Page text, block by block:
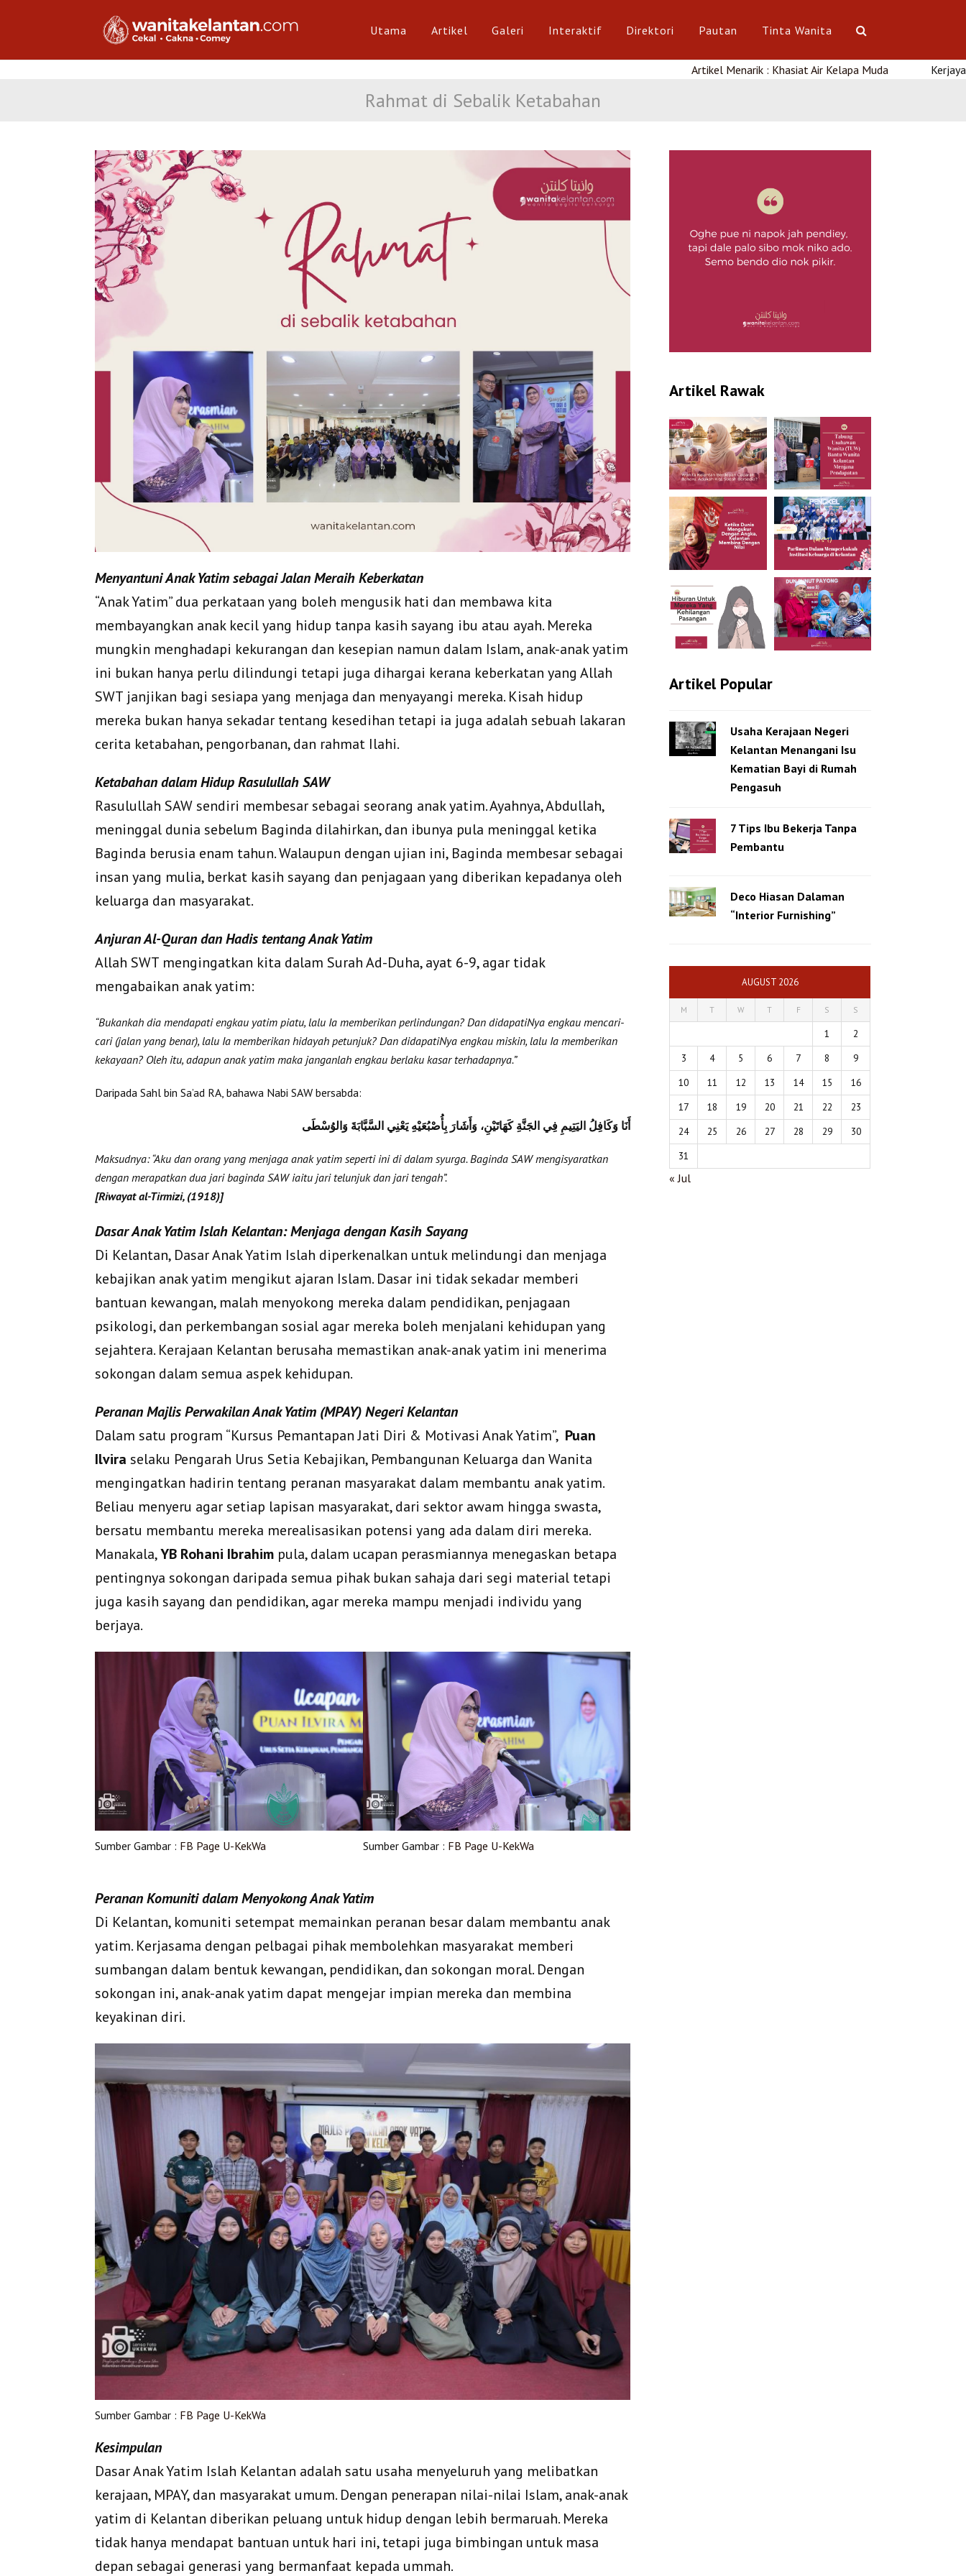
Utama Artikel Galeri Interaktif Direktori Pautan Tinta Wanita
Artikel Menarik : Khasiat Air Kelapa Muda Kerjaya : Kursus
Rahmat di Sebalik Ketabahan
Menyantuni Anak Yatim sebagai Jalan Meraih Keberkatan
“Anak Yatim” dua perkataan yang boleh mengusik hati dan membawa kita
membayangkan anak kecil yang hidup tanpa kasih sayang ibu atau ayah. Mereka
mungkin menghadapi kekurangan dan kesepian namun dalam Islam, anak-anak yatim
ini bukan hanya perlu dilindungi tetapi juga dihargai kerana keberkatan yang Allah
SWT janjikan bagi sesiapa yang menjaga dan menyayangi mereka. Kisah hidup
mereka bukan hanya sekadar tentang kesedihan tetapi ia juga adalah sebuah lakaran
cerita ketabahan, pengorbanan, dan rahmat Ilahi.
Ketabahan dalam Hidup Rasulullah SAW
Rasulullah SAW sendiri membesar sebagai seorang anak yatim. Ayahnya, Abdullah,
meninggal dunia sebelum Baginda dilahirkan, dan ibunya pula meninggal ketika
Baginda berusia enam tahun. Walaupun dengan ujian ini, Baginda membesar sebagai
insan yang mulia, berkat kasih sayang dan penjagaan yang diberikan kepadanya oleh
keluarga dan masyarakat.
Anjuran Al-Quran dan Hadis tentang Anak Yatim
Allah SWT mengingatkan kita dalam Surah Ad-Duha, ayat 6-9, agar tidak
mengabaikan anak yatim:
“Bukankah dia mendapati engkau yatim piatu, lalu Ia memberikan perlindungan? Dan didapatiNya engkau mencari-
cari (jalan yang benar), lalu Ia memberikan hidayah petunjuk? Dan didapatiNya engkau miskin, lalu Ia memberikan
kekayaan? Oleh itu, adapun anak yatim maka janganlah engkau berlaku kasar terhadapnya.”
Daripada Sahl bin Sa’ad RA, bahawa Nabi SAW bersabda:
أَنَا وَكَافِلُ اليَتِيمِ فِي الجَنَّةِ كَهَاتَيْنِ، وَأَشَارَ بِأُصْبُعَيْهِ يَعْنِي السَّبَّابَةَ وَالوُسْطَى
Maksudnya: “Aku dan orang yang menjaga anak yatim seperti ini di dalam syurga. Baginda SAW mengisyaratkan
dengan merapatkan dua jari baginda SAW iaitu jari telunjuk dan jari tengah”.
[Riwayat al-Tirmizi, (1918)]
Dasar Anak Yatim Islah Kelantan: Menjaga dengan Kasih Sayang
Di Kelantan, Dasar Anak Yatim Islah diperkenalkan untuk melindungi dan menjaga
kebajikan anak yatim mengikut ajaran Islam. Dasar ini tidak sekadar memberi
bantuan kewangan, malah menyokong mereka dalam pendidikan, penjagaan
psikologi, dan perkembangan sosial agar mereka boleh menjalani kehidupan yang
sejahtera. Kerajaan Kelantan berusaha memastikan anak-anak yatim ini menerima
sokongan dalam semua aspek kehidupan.
Peranan Majlis Perwakilan Anak Yatim (MPAY) Negeri Kelantan
Dalam satu program “Kursus Pemantapan Jati Diri & Motivasi Anak Yatim”, Puan
Ilvira selaku Pengarah Urus Setia Kebajikan, Pembangunan Keluarga dan Wanita
mengingatkan hadirin tentang peranan masyarakat dalam membantu anak yatim.
Beliau menyeru agar setiap lapisan masyarakat, dari sektor awam hingga swasta,
bersatu membantu mereka merealisasikan potensi yang ada dalam diri mereka.
Manakala,YB Rohani Ibrahim pula, dalam ucapan perasmiannya menegaskan betapa
pentingnya sokongan daripada semua pihak bukan sahaja dari segi material tetapi
juga kasih sayang dan pendidikan, agar mereka mampu menjadi individu yang
berjaya.
Sumber Gambar : FB Page U-KekWa Sumber Gambar : FB Page U-KekWa
Peranan Komuniti dalam Menyokong Anak Yatim
Di Kelantan, komuniti setempat memainkan peranan besar dalam membantu anak
yatim. Kerjasama dengan pelbagai pihak membolehkan masyarakat memberi
sumbangan dalam bentuk kewangan, pendidikan, dan sokongan moral. Dengan
sokongan ini, anak-anak yatim dapat mengejar impian mereka dan membina
keyakinan diri.
Sumber Gambar : FB Page U-KekWa
Kesimpulan
Dasar Anak Yatim Islah Kelantan adalah satu usaha menyeluruh yang melibatkan
kerajaan, MPAY, dan masyarakat umum. Dengan penerapan nilai-nilai Islam, anak-anak
yatim di Kelantan diberikan peluang untuk hidup dengan lebih bermaruah. Mereka
tidak hanya mendapat bantuan untuk hari ini, tetapi juga bimbingan untuk masa
depan sebagai generasi yang bermanfaat kepada ummah.
Artikel Rawak
Artikel Popular
Usaha Kerajaan Negeri
Kelantan Menangani Isu
Kematian Bayi di Rumah
Pengasuh
7 Tips Ibu Bekerja Tanpa
Pembantu
Deco Hiasan Dalaman
“Interior Furnishing”
AUGUST 2026
M T W T F S S
1
2
3
4 5 6 7 8
9
10
11 12 13 14 15
16
17
18 19 20 21 22
23
24
25 26 27 28 29
30
31
« Jul